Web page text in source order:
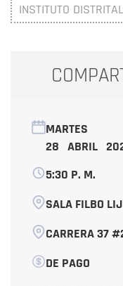
INSTITUTO
MARTES
28 ABRIL
5:30 P. M.
SALA FILBO
CARRERA 37
DE PAGO